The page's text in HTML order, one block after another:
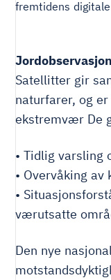
fremtidens
Satellitter gir
naturfarer, og
ekstremvær De
• Tidlig varsling
• Overvåking
•
værutsatte
Den nye